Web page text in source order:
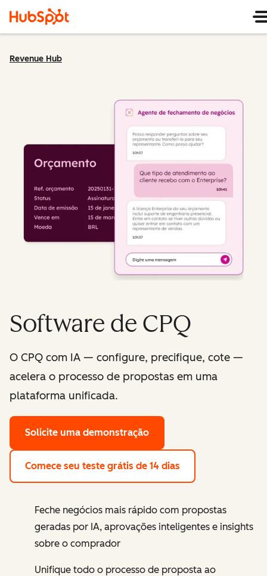
Revenue Hub
Software de CPQ
O CPQ com IA — configure, precifique, cote —
acelera o processo de propostas em uma
plataforma unificada.
Solicite uma demonstração
Comece seu teste grátis de 14 dias
Feche negócios mais rápido com propostas
geradas por IA, aprovações inteligentes e insights
sobre o comprador
Unifique todo o processo de proposta ao